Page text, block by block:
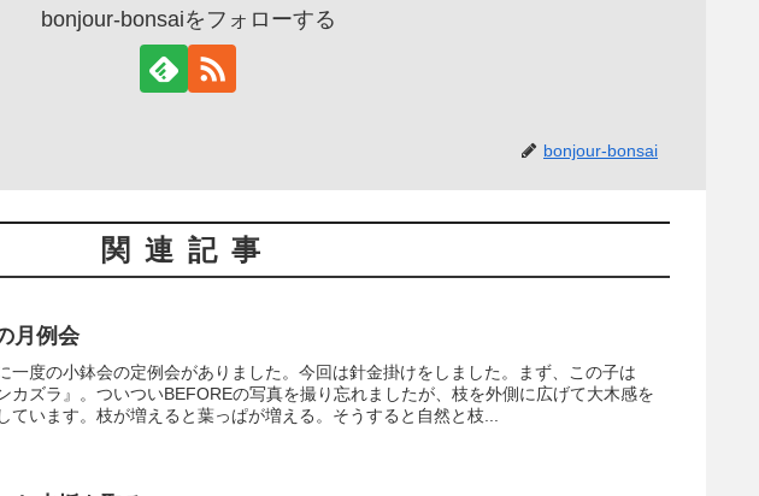
bonjour-bonsaiをフォローする
bonjour-bonsai
関連記事
月例会
一度の小鉢会の定例会がありました。今回は針金掛けをしました。まず、この子は
カズラ』。ついついBEFOREの写真を撮り忘れましたが、枝を外側に広げて大木感を
ています。枝が増えると葉っぱが増える。そうすると自然と枝...